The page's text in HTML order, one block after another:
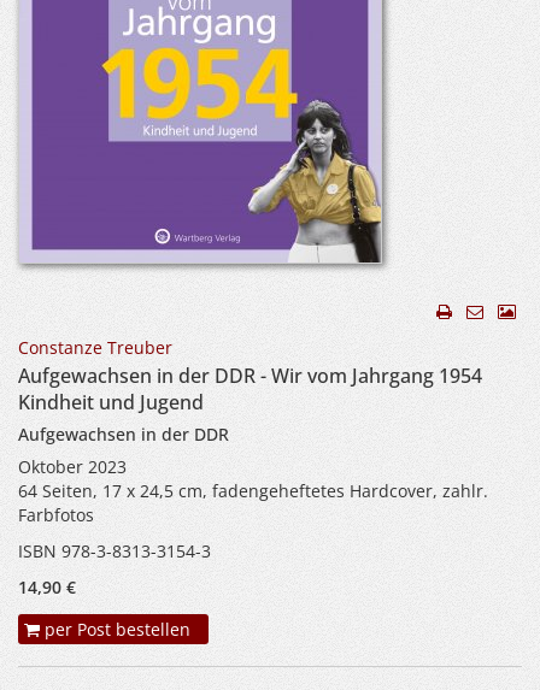
Constanze Treuber
Aufgewachsen in der DDR - Wir vom Jahrgang 1954
Kindheit und Jugend
Aufgewachsen in der DDR
Oktober 2023
64 Seiten, 17 x 24,5 cm, fadengeheftetes Hardcover, zahlr.
Farbfotos
ISBN 978-3-8313-3154-3
14,90 €
per Post bestellen